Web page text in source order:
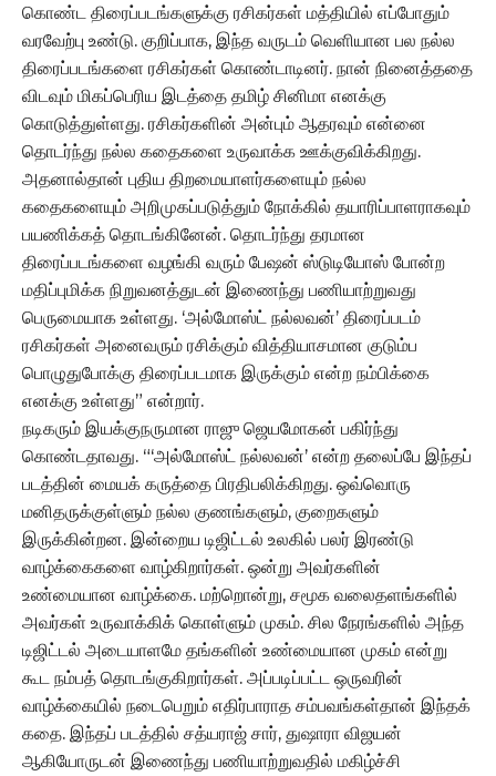
கொண்ட திரைப்படங்களுக்கு ரசிகர்கள் மத்தியில் எப்போதும்
வரவேற்பு உண்டு. குறிப்பாக, இந்த வருடம் வெளியான பல நல்ல
திரைப்படங்களை ரசிகர்கள் கொண்டாடினர். நான் நினைத்ததை
விடவும் மிகப்பெரிய இடத்தை தமிழ் சினிமா எனக்கு
கொடுத்துள்ளது. ரசிகர்களின் அன்பும் ஆதரவும் என்னை
தொடர்ந்து நல்ல கதைகளை உருவாக்க ஊக்குவிக்கிறது.
அதனால்தான் புதிய திறமையாளர்களையும் நல்ல
கதைகளையும் அறிமுகப்படுத்தும் நோக்கில் தயாரிப்பாளராகவும்
பயணிக்கத் தொடங்கினேன். தொடர்ந்து தரமான
திரைப்படங்களை வழங்கி வரும் பேஷன் ஸ்டுடியோஸ் போன்ற
மதிப்புமிக்க நிறுவனத்துடன் இணைந்து பணியாற்றுவது
பெருமையாக உள்ளது. ‘அல்மோஸ்ட் நல்லவன்’ திரைப்படம்
ரசிகர்கள் அனைவரும் ரசிக்கும் வித்தியாசமான குடும்ப
பொழுதுபோக்கு திரைப்படமாக இருக்கும் என்ற நம்பிக்கை
எனக்கு உள்ளது” என்றார்.
நடிகரும் இயக்குநருமான ராஜு ஜெயமோகன் பகிர்ந்து
கொண்டதாவது. “‘அல்மோஸ்ட் நல்லவன்’ என்ற தலைப்பே இந்தப்
படத்தின் மையக் கருத்தை பிரதிபலிக்கிறது. ஒவ்வொரு
மனிதருக்குள்ளும் நல்ல குணங்களும், குறைகளும்
இருக்கின்றன. இன்றைய டிஜிட்டல் உலகில் பலர் இரண்டு
வாழ்க்கைகளை வாழ்கிறார்கள். ஒன்று அவர்களின்
உண்மையான வாழ்க்கை. மற்றொன்று, சமூக வலைதளங்களில்
அவர்கள் உருவாக்கிக் கொள்ளும் முகம். சில நேரங்களில் அந்த
டிஜிட்டல் அடையாளமே தங்களின் உண்மையான முகம் என்று
கூட நம்பத் தொடங்குகிறார்கள். அப்படிப்பட்ட ஒருவரின்
வாழ்க்கையில் நடைபெறும் எதிர்பாராத சம்பவங்கள்தான் இந்தக்
கதை. இந்தப் படத்தில் சத்யராஜ் சார், துஷாரா விஜயன்
ஆகியோருடன் இணைந்து பணியாற்றுவதில் மகிழ்ச்சி